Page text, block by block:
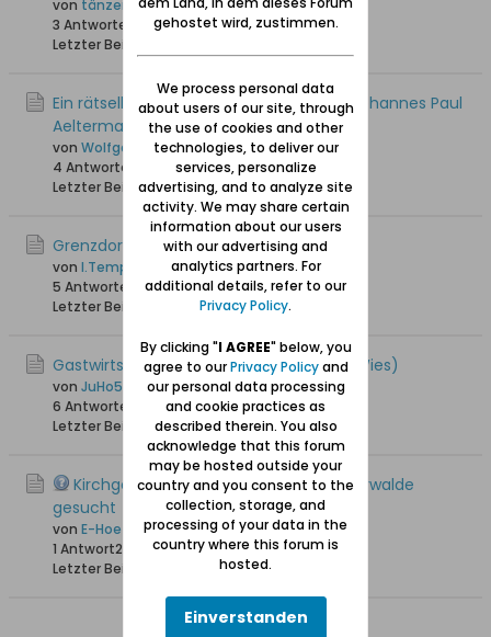
von tänzer
3 Antworten
21.466 Hits0 Likes
Letzter Beitrag
Ein rätselhaftes Schreiben des Pfarrers Johannes Paul
Aeltermann
von Wolfgang
4 Antworten
24.843 Hits0 Likes
Letzter Beitrag10.09.2013, 16:31
Grenzdorf/Meisterswalde
von I.Temp
5 Antworten
24.533 Hits0 Likes
Letzter Beitrag
22.10.2009, 10:05
Gastwirtschaft in Grenzdorf(Graniczna Wies)
von JuHo54
6 Antworten
25.780 Hits0 Likes
Letzter Beitrag
23.02.2009, 21:08
Kirchgemeinde Freudenberg u. Meisterwalde
gesucht
von E-Hoefler
1 Antwort22.238 Hits0 Likes
Letzter Beitrag
28.11.2008, 16:16
gehostet wird, zustimmen.
We process personal data
about users of our site, through
the use of cookies and other
technologies, to deliver our
services, personalize
advertising, and to analyze site
activity. We may share certain
information about our users
with our advertising and
analytics partners. For
additional details, refer to our
Privacy Policy.
By clicking "I AGREE" below, you
agree to ourPrivacy Policyand
our personal data processing
and cookie practices as
described therein. You also
acknowledge that this forum
may be hosted outside your
country and you consent to the
collection, storage, and
processing of your data in the
country where this forum is
hosted.
Einverstanden